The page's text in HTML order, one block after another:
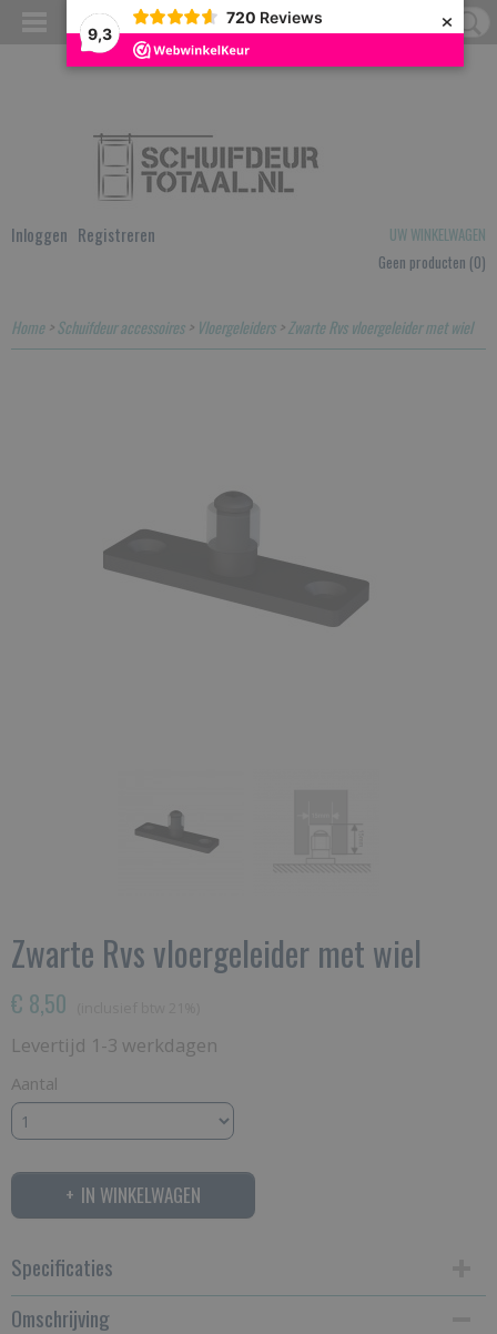
9,3
720 Reviews ×
Inloggen Registreren
UW WINKELWAGEN
Geen producten (0)
Home>Schuifdeur accessoires> Vloergeleiders>Zwarte Rvs vloergeleider met wiel
Zwarte Rvs vloergeleider met wiel
€ 8,50
Levertijd 1-3 werkdagen
Aantal
IN WINKELWAGEN
Specificaties
Productcode
Omschrijving